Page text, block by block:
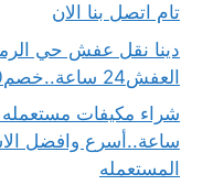
تام اتصل بنا الان
دينا نقل عفش حي
العفش24 ساعة..خصم100ريال
ساعة..أسرع وافضل
المستعمله